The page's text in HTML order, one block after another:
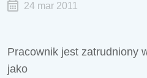
24 mar 2011
Pracownik jest zatrudniony
jako